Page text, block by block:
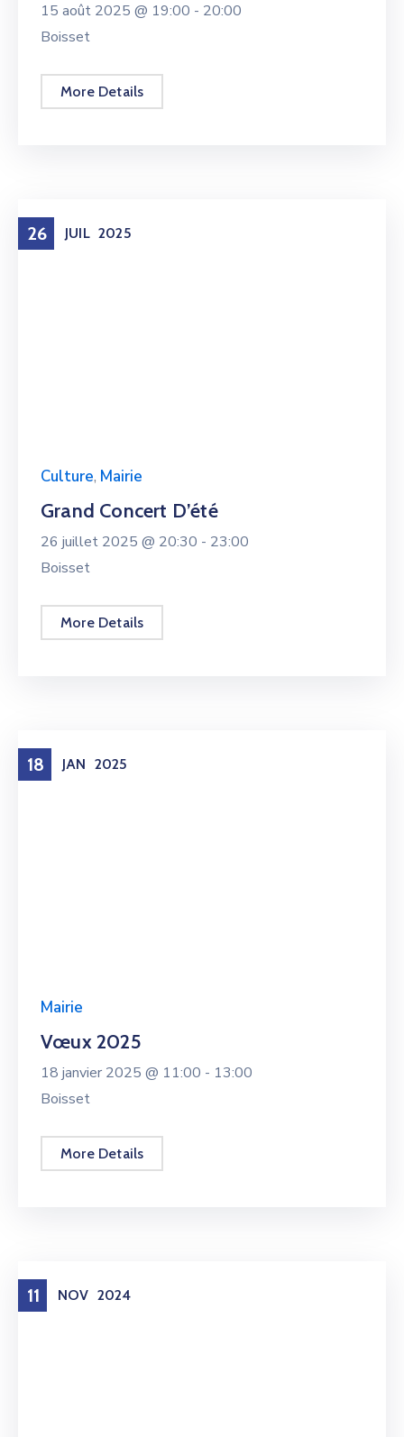
15 août 2025 @ 19:00 - 20:00
Boisset
More Details
26 JUIL 2025
Culture, Mairie
Grand Concert D’été
26 juillet 2025 @ 20:30 - 23:00
Boisset
More Details
18 JAN 2025
Mairie
Vœux 2025
18 janvier 2025 @ 11:00 - 13:00
Boisset
More Details
11 NOV 2024